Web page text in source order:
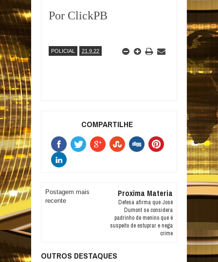
Por ClickPB
POLICIAL 21.9.22
COMPARTILHE
Postagem mais
recente
Proxima Materia
Defesa afirma que José
Dumont se considera
padrinho de menino que é
suspeito de estuprar e nega
crime
OUTROS DESTAQUES